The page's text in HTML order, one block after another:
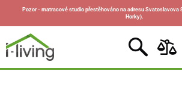
Pozor - matracové studio přestěhováno na adresu Svatoslavova
Horky).